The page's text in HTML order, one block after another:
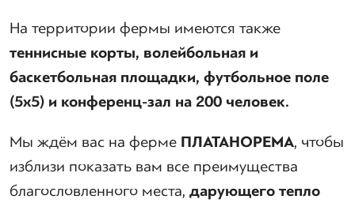
На территории фермы имеются также
теннисные корты, волейбольная и
баскетбольная площадки, футбольное поле
(5х5) и конференц-зал на 200 человек.
Мы ждём вас на ферме ПЛАТАНОРЕМА, чтобы
изблизи показать вам все преимущества
благословленного места, дарующего тепло